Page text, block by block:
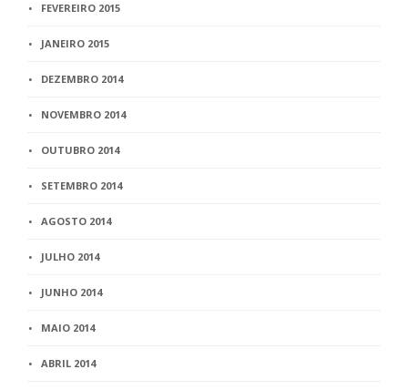
FEVEREIRO 2015
JANEIRO 2015
DEZEMBRO 2014
NOVEMBRO 2014
OUTUBRO 2014
SETEMBRO 2014
AGOSTO 2014
JULHO 2014
JUNHO 2014
MAIO 2014
ABRIL 2014